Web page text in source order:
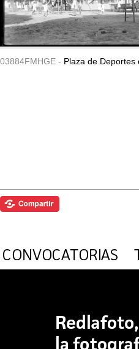
03884FMHGE - Plaza de Deportes